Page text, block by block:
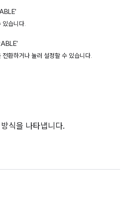
있습니다.
환하거나 눌러 설정할 수 있습니다.
식을 나타냅니다.